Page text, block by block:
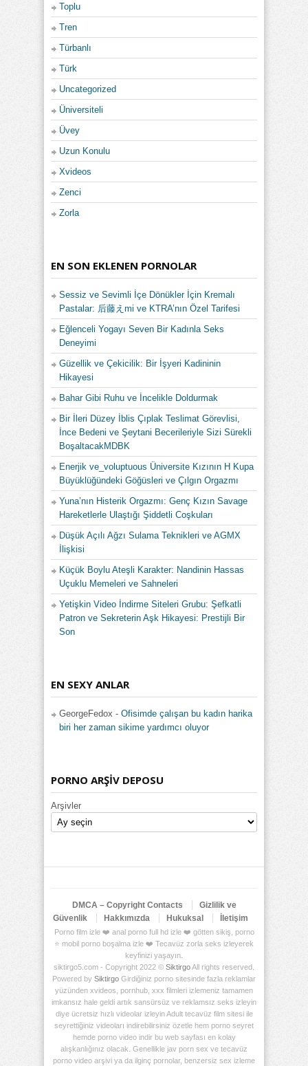
Toplu
Tren
Türbanlı
Türk
Uncategorized
Üniversiteli
Üvey
Uzun Konulu
Xvideos
Zenci
Zorla
EN SON EKLENEN PORNOLAR
Sessiz ve Sevimli İçe Dönükler İçin Kremalı
Pastalar: 后藤えmi ve KTRA’nın Özel Tarifesi
Eğlenceli Yogayı Seven Bir Kadınla Seks
Deneyimi
Güzellik ve Çekicilik: Bir İşyeri Kadininin
Hikayesi
Bahar Gibi Ruhu ve İncelikle Doldurmak
Bir İleri Düzey İblis Çıplak Teslimat Görevlisi,
İnce Bedeni ve Şeytani Becerileriyle Sizi Sürekli
BoşaltacakMDBK
Enerjik ve_voluptuous Üniversite Kızının H Kupa
Büyüklüğündeki Göğüsleri ve Çılgın Orgazmı
Yuna’nın Histerik Orgazmı: Genç Kızın Savage
Hareketlerle Ulaştığı Şiddetli Coşkuları
Düşük Açılı Ağzı Sulama Teknikleri ve AGMX
İlişkisi
Küçük Boylu Ateşli Karakter: Nandinin Hassas
Uçuklu Memeleri ve Sahneleri
Yetişkin Video İndirme Siteleri Grubu: Şefkatli
Patron ve Sekreterin Aşk Hikayesi: Prestijli Bir
Son
EN SEXY ANLAR
GeorgeFedox - Ofisimde çalışan bu kadın harika
biri her zaman sikime yardımcı oluyor
PORNO ARŞİV DEPOSU
Arşivler
DMCA – Copyright Contacts
Gizlilik ve
Güvenlik
Hakkımızda Hukuksal İletişim
Porno film izle ❤️ anal porno full hd izle ❤️ götten sikiş, porno
⭐ mobil porno boşalma izle ❤️ Tecavüz zorla seks izleyerek
keyfinizi yaşayın.
siktirgo5.com - Copyright 2022 © SiktirgoAll rights reserved.
Powered by Siktirgo Girdiğiniz porno sitesinde fazla reklamlar
yüzünden xvideos, pornhub, xxx filmleri izlemeniz tamamen
imkansız hale geldi artık sansürsüz ve reklamsız seks izleyin
diye ücretsiz hızlı videolar izleyin Adult tecavüz film sitesi ile
seyrettiğiniz videoları indirebilirsiniz özetle hem porno seyret
hemde porno video indir bu web sayfası en kolay
alışkanlığınız olacak. Genellikle jav porn sex ve tecavüz
porno video arşivi ya da ilginç pornolar, benzersiz sex izleme